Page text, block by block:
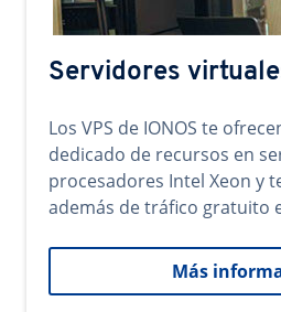
Servidores
Los VPS de IONOS te
dedicado de recursos en
procesadores Intel Xeon y
además de tráfico gratuito
Más